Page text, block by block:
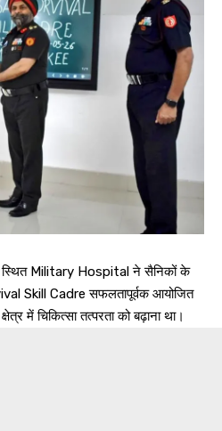
Military Hospital ने सैनिकों के
Skill Cadre सफलतापूर्वक आयोजित
में चिकित्सा तत्परता को बढ़ाना था।